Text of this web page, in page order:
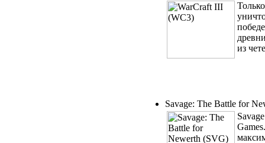
из
Savage: The Battle for